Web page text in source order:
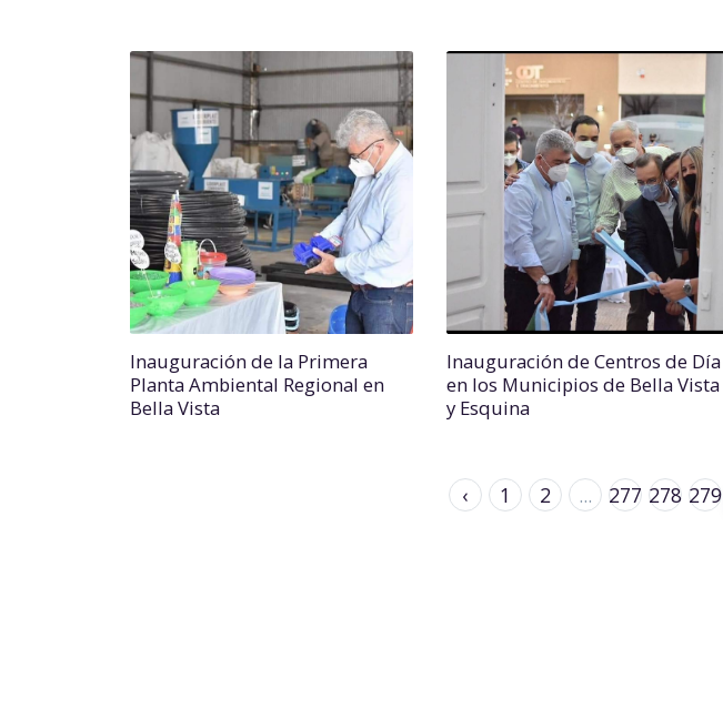
Inauguración de la Primera
Planta Ambiental Regional en
Bella Vista
Inauguración de Centros de Día
en los Municipios de Bella Vista
y Esquina
‹ 1 2 ... 277 278 279